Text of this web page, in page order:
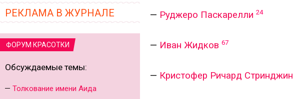
РЕКЛАМА В ЖУРНАЛЕ
ФОРУМ КРАСОТКИ
Обсуждаемые темы:
Толкование имени Аида
— Руджеро Паскарелли 24
— Иван Жидков 67
— Кристофер Ричард